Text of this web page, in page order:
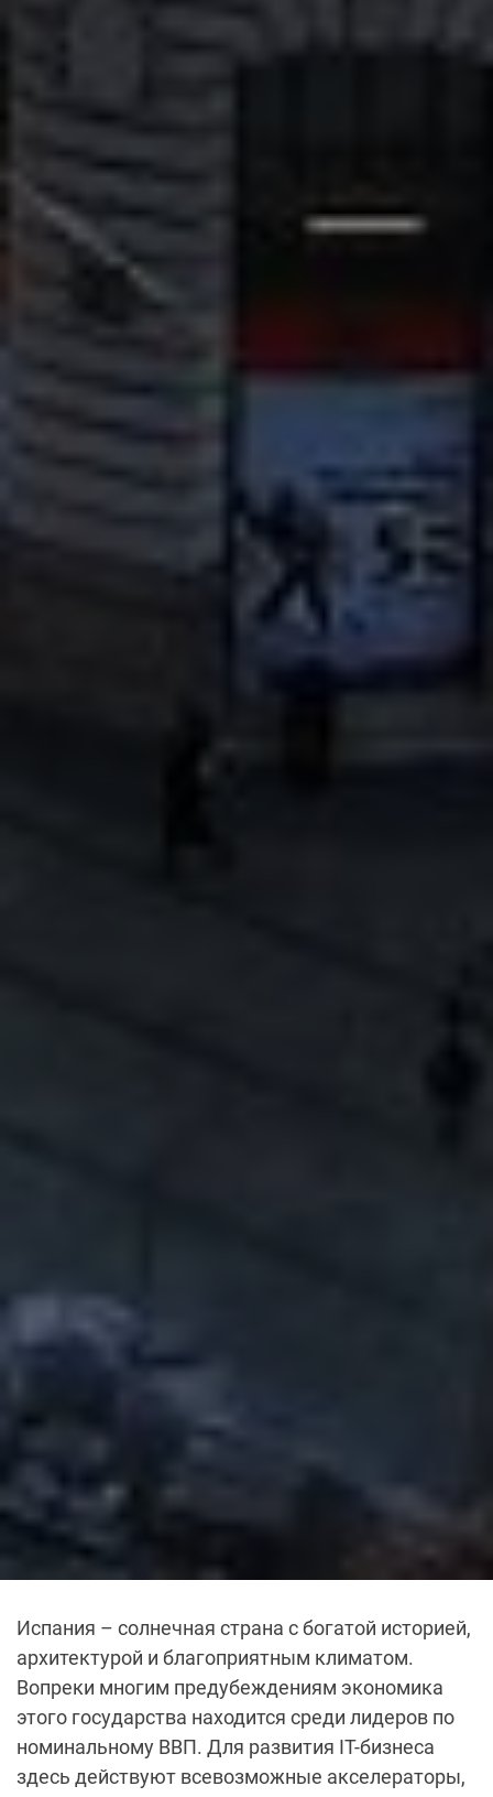
Испания – солнечная страна с богатой историей,
архитектурой и благоприятным климатом.
Вопреки многим предубеждениям экономика
этого государства находится среди лидеров по
номинальному ВВП. Для развития IT-бизнеса
здесь действуют всевозможные акселераторы,